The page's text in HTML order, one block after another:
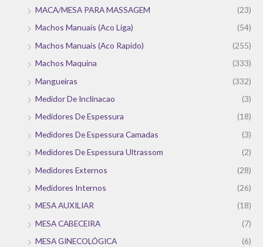
MACA/MESA PARA MASSAGEM
(23)
Machos Manuais (Aco Liga)
(54)
Machos Manuais (Aco Rapido)
(255)
Machos Maquina
(333)
Mangueiras
(332)
Medidor De Inclinacao
(3)
Medidores De Espessura
(18)
Medidores De Espessura Camadas
(3)
Medidores De Espessura Ultrassom
(2)
Medidores Externos
(28)
Medidores Internos
(26)
MESA AUXILIAR
(18)
MESA CABECEIRA
(7)
MESA GINECOLÓGICA
(6)